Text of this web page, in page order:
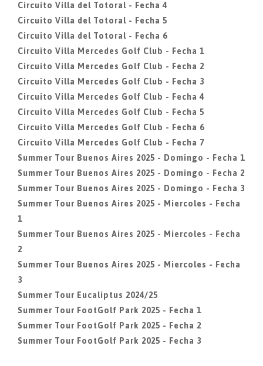
Circuito Villa del Totoral - Fecha 4
Circuito Villa del Totoral - Fecha 5
Circuito Villa del Totoral - Fecha 6
Circuito Villa Mercedes Golf Club - Fecha 1
Circuito Villa Mercedes Golf Club - Fecha 2
Circuito Villa Mercedes Golf Club - Fecha 3
Circuito Villa Mercedes Golf Club - Fecha 4
Circuito Villa Mercedes Golf Club - Fecha 5
Circuito Villa Mercedes Golf Club - Fecha 6
Circuito Villa Mercedes Golf Club - Fecha 7
Summer Tour Buenos Aires 2025 - Domingo - Fecha 1
Summer Tour Buenos Aires 2025 - Domingo - Fecha 2
Summer Tour Buenos Aires 2025 - Domingo - Fecha 3
Summer Tour Buenos Aires 2025 - Miercoles - Fecha
1
Summer Tour Buenos Aires 2025 - Miercoles - Fecha
2
Summer Tour Buenos Aires 2025 - Miercoles - Fecha
3
Summer Tour Eucaliptus 2024/25
Summer Tour FootGolf Park 2025 - Fecha 1
Summer Tour FootGolf Park 2025 - Fecha 2
Summer Tour FootGolf Park 2025 - Fecha 3